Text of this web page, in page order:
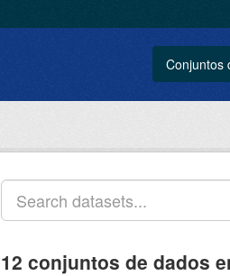
Conjuntos
12 conjuntos de dados